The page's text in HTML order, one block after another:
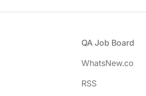
QA Job Board
WhatsNew.co
RSS